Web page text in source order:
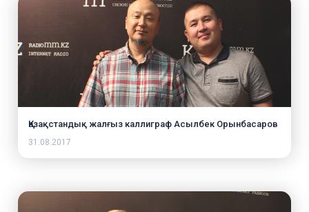
Қазақстандық жалғыз каллиграф Асылбек Орынбасаров
31.08.2017